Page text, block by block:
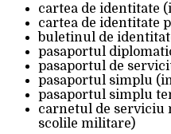
cartea de identitate
cartea de identitate
buletinul de
pasaportul
pasaportul de
pasaportul simplu
pasaportul simplu
carnetul de
scolile militare)